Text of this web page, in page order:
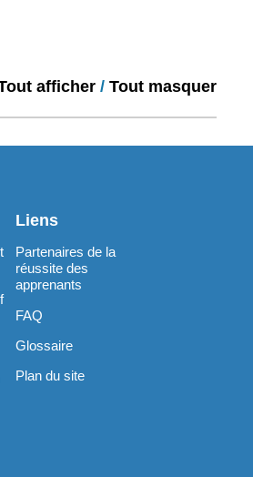
afficher/ Tout masquer
Liens
Partenaires de la
réussite des
apprenants
FAQ
Glossaire
Plan du site